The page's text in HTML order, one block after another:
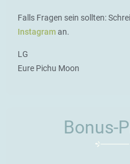
Falls Fragen sein sollten:
Instagraman.
LG
Eure Pichu Moon
Bonus-